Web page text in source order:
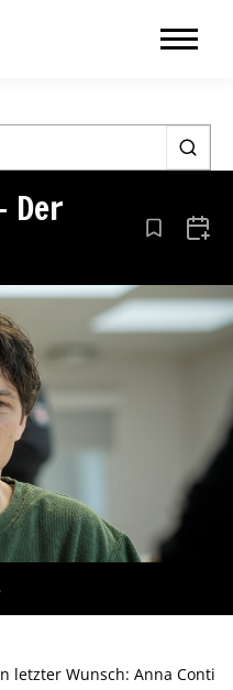
Der
Aus den
letzter Wunsch: Anna Conti